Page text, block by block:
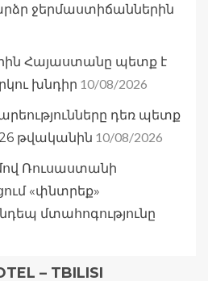
ջերմաստիճաններին
Հայաստանը պետք է
խնդիր 10/08/2026
դեռ պետք
թվականին 10/08/2026
Ռուսաստանի
«փնտրեք»
մտահոգությունը
– TBILISI